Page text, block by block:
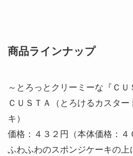
商品ラインナップ
～とろっとクリーミーな『ＣＵ
ＣＵＳＴＡ（とろけるカスタ
キ）
価格：４３２円（本体価格：４
ふわふわのスポンジケーキの上